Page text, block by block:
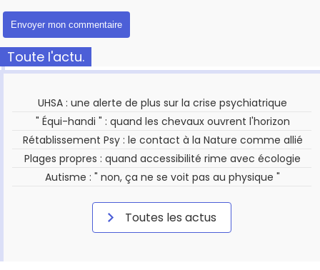
Toute l'actu.
UHSA : une alerte de plus sur la crise psychiatrique
" Équi-handi " : quand les chevaux ouvrent l'horizon
Rétablissement Psy : le contact à la Nature comme allié
Plages propres : quand accessibilité rime avec écologie
Autisme : " non, ça ne se voit pas au physique "
Toutes les actus